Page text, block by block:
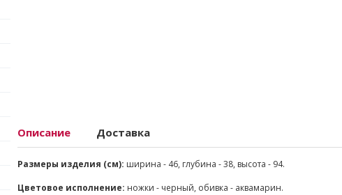
Описание Доставка
Размеры изделия (см): ширина - 46, глубина - 38, высота - 94.
Цветовое исполнение: ножки - черный, обивка - аквамарин.